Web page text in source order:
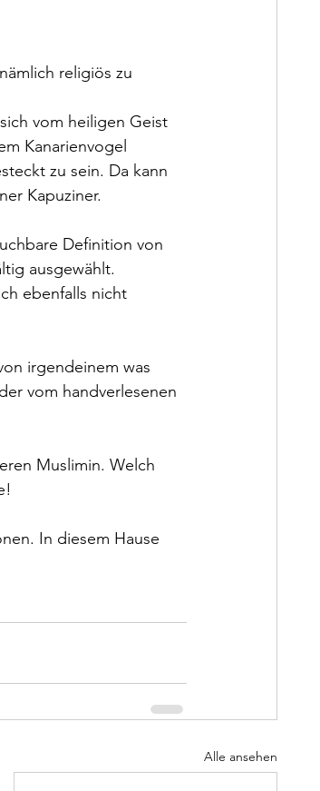
religiös zu
vom heiligen Geist
Kanarienvogel
zu sein. Da kann
Kapuziner.
Definition von
ausgewählt.
ebenfalls nicht
irgendeinem was
vom handverlesenen
Muslimin. Welch
In diesem Hause
Alle ansehen